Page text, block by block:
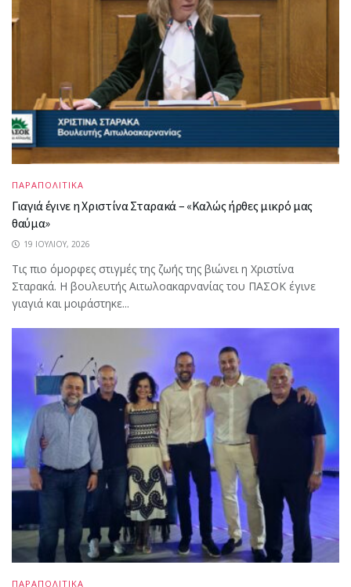
ΠΑΡΑΠΟΛΙΤΙΚΑ
Γιαγιά έγινε η Χριστίνα Σταρακά – «Καλώς ήρθες μικρό μας
θαύμα»
19 ΙΟΥΛΊΟΥ, 2026
Τις πιο όμορφες στιγμές της ζωής της βιώνει η Χριστίνα
Σταρακά. Η βουλευτής Αιτωλοακαρνανίας του ΠΑΣΟΚ έγινε
γιαγιά και μοιράστηκε...
ΠΑΡΑΠΟΛΙΤΙΚΑ